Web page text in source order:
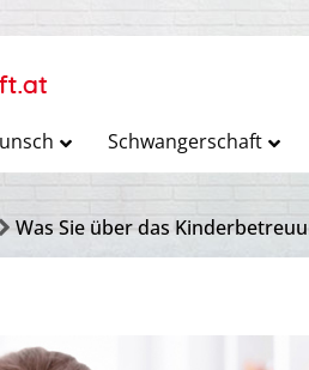
Schwangerschaft
Was Sie über das